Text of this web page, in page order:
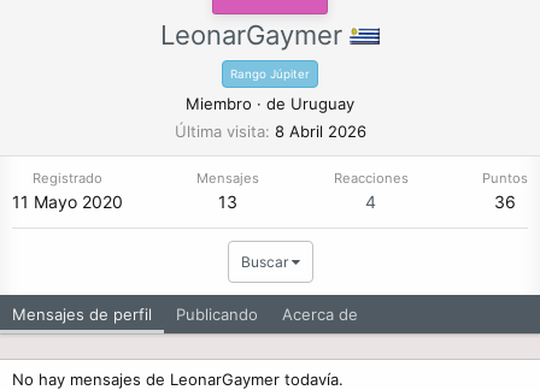
LeonarGaymer
Rango Júpiter
Miembro · de Uruguay
Última visita 8 Abril 2026
Registrado
11 Mayo 2020
Mensajes
13
Reacciones
4
Puntos
36
Buscar
Mensajes de perfil Publicando Acerca de
No hay mensajes de LeonarGaymer todavía.